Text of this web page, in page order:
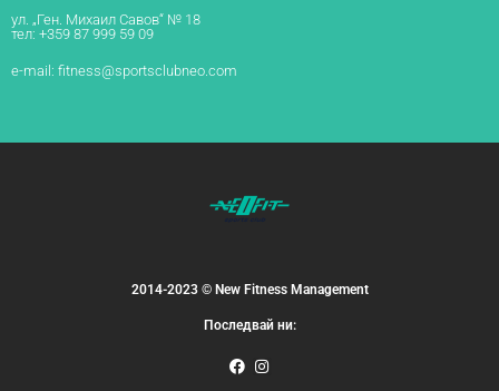
ул. „Ген. Михаил Савов“ № 18
тел: +359 87 999 59 09
e-mail: fitness@sportsclubneo.com
2014-2023 © New Fitness Management
Последвай ни: